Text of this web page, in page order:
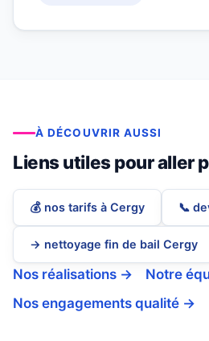
À DÉCOUVRIR AUSSI
Liens utiles pour aller
💰 nos tarifs à Cergy 📞
→ nettoyage fin de bail Cergy
Nos réalisations →
Notre
Nos engagements qualité →